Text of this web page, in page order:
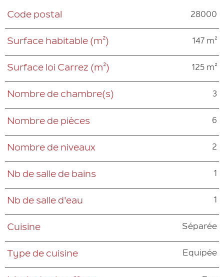
Caractéristiques
Code postal 28000
Surface habitable (m²) 147 m²
Surface loi Carrez (m²) 125 m²
Nombre de chambre(s) 3
Nombre de pièces 6
Nombre de niveaux 2
Nb de salle de bains 1
Nb de salle d'eau 1
Cuisine Séparée
Type de cuisine Equipée